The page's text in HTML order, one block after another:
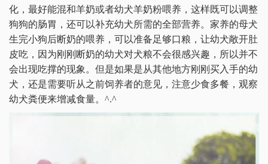
化，最好能混和羊奶或者幼犬羊奶粉喂养，这样既可以调整
狗狗的肠胃，还可以补充幼犬所需的全部营养。家养的母犬
生完小狗后断奶的喂养，可以准备足够口粮，让幼犬敞开肚
皮吃，因为刚刚断奶的幼犬对犬粮不会很感兴趣，所以并不
会出现吃撑的现象。但是如果是从其他地方刚刚买入手的幼
犬，还是需要听从之前饲养者的意见，注意少食多餐，观察
幼犬粪便来增减食量。^.^